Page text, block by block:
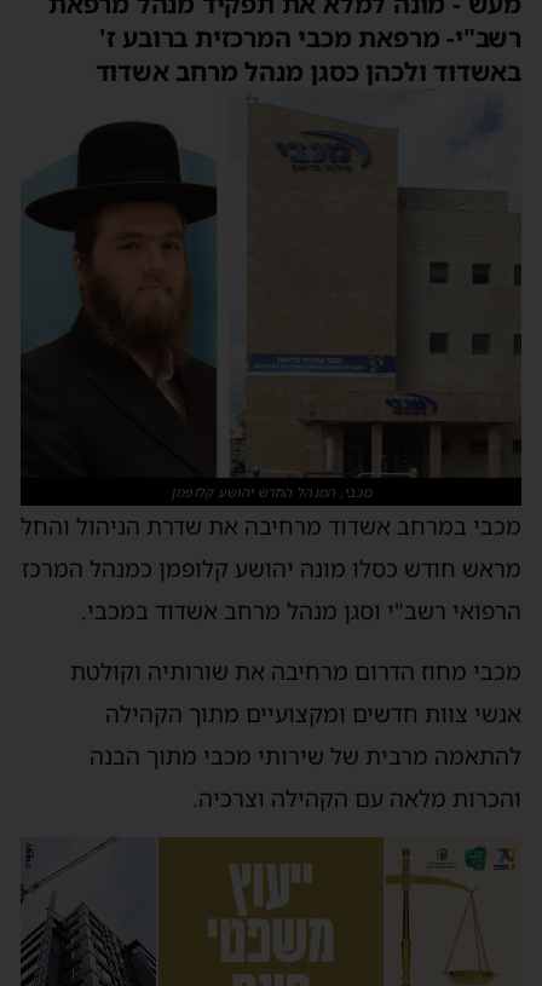
רשב"י- מרפאת מכבי המרכזית ברובע ז'
באשדוד ולכהן כסגן מנהל מרחב אשדוד
מכבי, המנהל החדש יהושע קלופמן
מכבי במרחב אשדוד מרחיבה את שדרת הניהול והחל
מראש חודש כסלו מונה יהושע קלופמן כמנהל המרכז
הרפואי רשב"י וסגן מנהל מרחב אשדוד במכבי.
מכבי מחוז הדרום מרחיבה את שורותיה וקולטת
אנשי צוות חדשים ומקצועיים מתוך הקהילה
להתאמה מרבית של שירותי מכבי מתוך הבנה
והכרות מלאה עם הקהילה וצרכיה.